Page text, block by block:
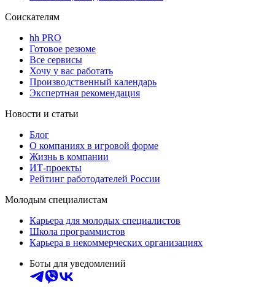
Соискателям
hh PRO
Готовое резюме
Все сервисы
Хочу у вас работать
Производственный календарь
Экспертная рекомендация
Новости и статьи
Блог
О компаниях в игровой форме
Жизнь в компании
ИТ-проекты
Рейтинг работодателей России
Молодым специалистам
Карьера для молодых специалистов
Школа программистов
Карьера в некоммерческих организациях
Боты для уведомлений